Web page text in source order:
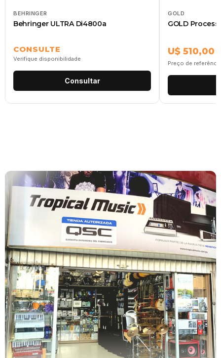
BEHRINGER
Behringer ULTRA Di4800a
CONSULTE
Verifique disponibilidade
Consultar
GOLD
GOLD
U$ 510,00
Preço de referência